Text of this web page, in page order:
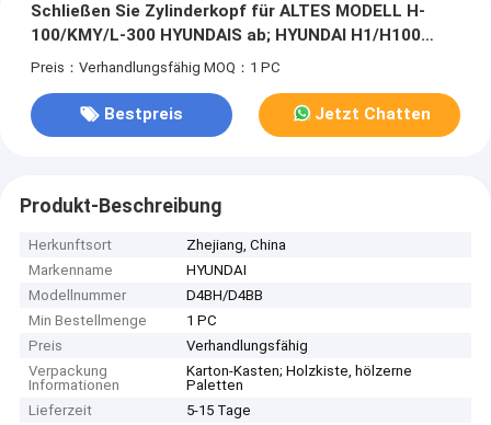
Schließen Sie Zylinderkopf für ALTES MODELL H-
100/KMY/L-300 HYUNDAIS ab; HYUNDAI H1/H100
D4BH 908612
Preis：Verhandlungsfähig MOQ：1 PC
Bestpreis Jetzt Chatten
Produkt-Beschreibung
Herkunftsort
Zhejiang, China
Markenname
HYUNDAI
Modellnummer
D4BH/D4BB
Min Bestellmenge
1 PC
Preis
Verhandlungsfähig
Verpackung
Informationen
Karton-Kasten; Holzkiste, hölzerne
Paletten
Lieferzeit
5-15 Tage